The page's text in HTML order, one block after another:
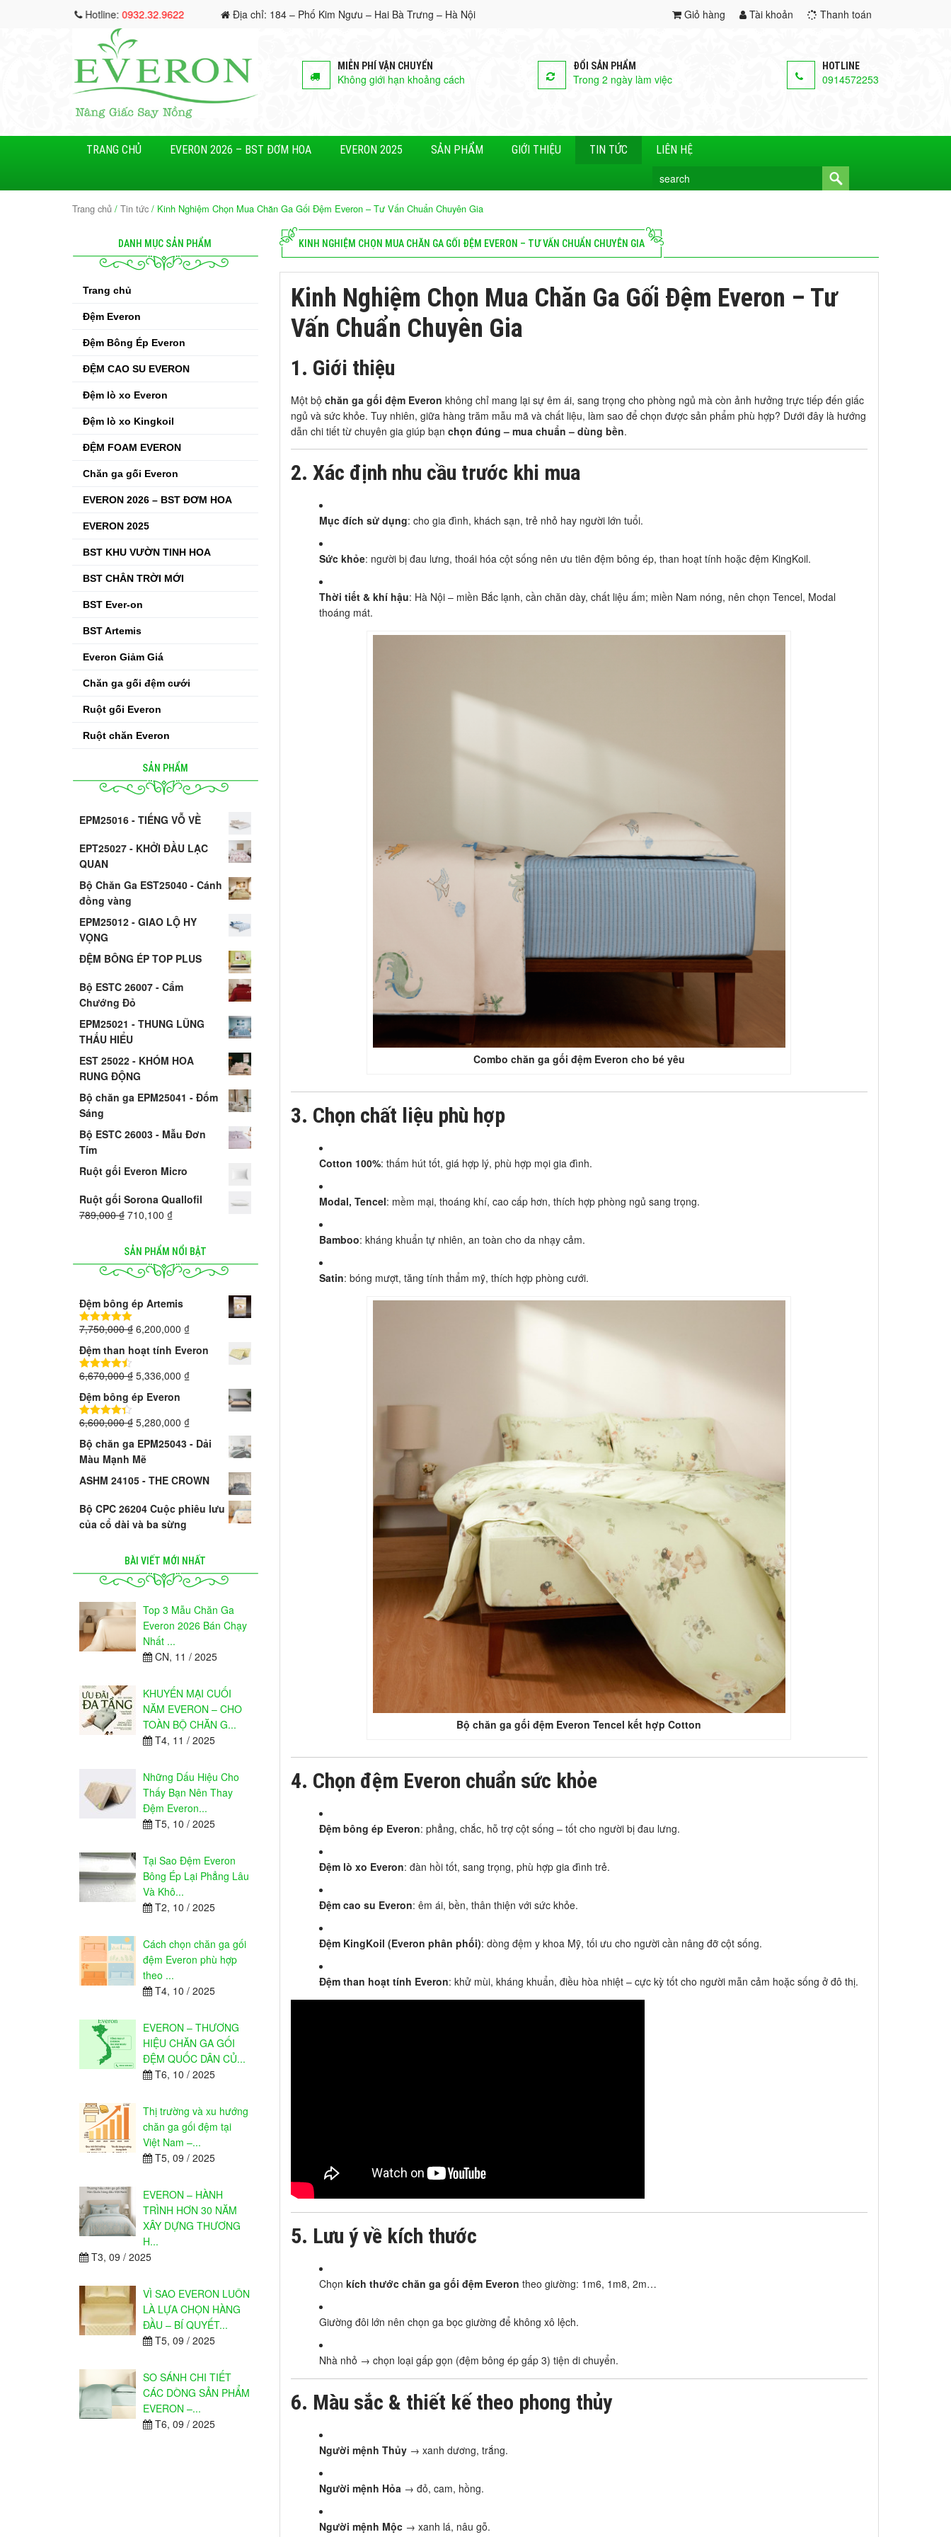
Hotline:0932.32.9622 Địa chỉ: 184 – Phố Kim Ngưu – Hai Bà Trưng – Hà Nội Giỏ hàng Tài khoản Thanh toán
MIỄN PHÍ VẬN CHUYỂN
Không giới hạn khoảng cách
ĐỔI SẢN PHẨM
Trong 2 ngày làm việc
HOTLINE
0914572253
TRANG CHỦ EVERON 2026 – BST ĐƠM HOA EVERON 2025 SẢN PHẨM GIỚI THIỆU TIN TỨC LIÊN HỆ
Trang chủ / Tin tức / Kinh Nghiệm Chọn Mua Chăn Ga Gối Đệm Everon – Tư Vấn Chuẩn Chuyên Gia
DANH MỤC SẢN PHẨM
Trang chủ
Đệm Everon
Đệm Bông Ép Everon
ĐỆM CAO SU EVERON
Đệm lò xo Everon
Đệm lò xo Kingkoil
ĐỆM FOAM EVERON
Chăn ga gối Everon
EVERON 2026 – BST ĐƠM HOA
EVERON 2025
BST KHU VƯỜN TINH HOA
BST CHÂN TRỜI MỚI
BST Ever-on
BST Artemis
Everon Giảm Giá
Chăn ga gối đệm cưới
Ruột gối Everon
Ruột chăn Everon
SẢN PHẨM
EPM25016 - TIẾNG VỖ VỀ
EPT25027 - KHỞI ĐẦU LẠC
QUAN
Bộ Chăn Ga EST25040 - Cánh
đồng vàng
EPM25012 - GIAO LỘ HY
VỌNG
ĐỆM BÔNG ÉP TOP PLUS
Bộ ESTC 26007 - Cẩm
Chướng Đỏ
EPM25021 - THUNG LŨNG
THẤU HIỂU
EST 25022 - KHÓM HOA
RUNG ĐỘNG
Bộ chăn ga EPM25041 - Đốm
Sáng
Bộ ESTC 26003 - Mẫu Đơn
Tím
Ruột gối Everon Micro
Ruột gối Sorona Quallofil
789,000₫ 710,100 ₫
SẢN PHẨM NỔI BẬT
Đệm bông ép Artemis
5.00trên 5
7,750,000₫ 6,200,000 ₫
Đệm than hoạt tính Everon
4.40trên 5
6,670,000₫ 5,336,000 ₫
Đệm bông ép Everon
4.33trên 5
6,600,000₫ 5,280,000 ₫
Bộ chăn ga EPM25043 - Dải
Màu Mạnh Mẽ
ASHM 24105 - THE CROWN
Bộ CPC 26204 Cuộc phiêu lưu
của cổ dài và ba sừng
BÀI VIẾT MỚI NHẤT
Top 3 Mẫu Chăn Ga
Everon 2026 Bán Chạy
Nhất ...
CN, 11 / 2025
KHUYẾN MẠI CUỐI
NĂM EVERON – CHO
TOÀN BỘ CHĂN G...
T4, 11 / 2025
Những Dấu Hiệu Cho
Thấy Bạn Nên Thay
Đệm Everon...
T5, 10 / 2025
Tại Sao Đệm Everon
Bông Ép Lại Phẳng Lâu
Và Khô...
T2, 10 / 2025
Cách chọn chăn ga gối
đệm Everon phù hợp
theo ...
T4, 10 / 2025
EVERON – THƯƠNG
HIỆU CHĂN GA GỐI
ĐỆM QUỐC DÂN CỦ...
T6, 10 / 2025
Thị trường và xu hướng
chăn ga gối đệm tại
Việt Nam –...
T5, 09 / 2025
EVERON – HÀNH
TRÌNH HƠN 30 NĂM
XÂY DỰNG THƯƠNG
H...
T3, 09 / 2025
VÌ SAO EVERON LUÔN
LÀ LỰA CHỌN HÀNG
ĐẦU – BÍ QUYẾT...
T5, 09 / 2025
SO SÁNH CHI TIẾT
CÁC DÒNG SẢN PHẨM
EVERON –...
T6, 09 / 2025
KINH NGHIỆM CHỌN MUA CHĂN GA GỐI ĐỆM EVERON – TƯ VẤN CHUẨN CHUYÊN GIA
Kinh Nghiệm Chọn Mua Chăn Ga Gối Đệm Everon – Tư
Vấn Chuẩn Chuyên Gia
1. Giới thiệu
Một bộ chăn ga gối đệm Everon không chỉ mang lại sự êm ái, sang trọng cho phòng ngủ mà còn ảnh hưởng trực tiếp đến giấc
ngủ và sức khỏe. Tuy nhiên, giữa hàng trăm mẫu mã và chất liệu, làm sao để chọn được sản phẩm phù hợp? Dưới đây là hướng
dẫn chi tiết từ chuyên gia giúp bạn chọn đúng – mua chuẩn – dùng bền.
2. Xác định nhu cầu trước khi mua
Mục đích sử dụng: cho gia đình, khách sạn, trẻ nhỏ hay người lớn tuổi.
Sức khỏe: người bị đau lưng, thoái hóa cột sống nên ưu tiên đệm bông ép, than hoạt tính hoặc đệm KingKoil.
Thời tiết & khí hậu: Hà Nội – miền Bắc lạnh, cần chăn dày, chất liệu ấm; miền Nam nóng, nên chọn Tencel, Modal
thoáng mát.
Combo chăn ga gối đệm Everon cho bé yêu
3. Chọn chất liệu phù hợp
Cotton 100%: thấm hút tốt, giá hợp lý, phù hợp mọi gia đình.
Modal, Tencel: mềm mại, thoáng khí, cao cấp hơn, thích hợp phòng ngủ sang trọng.
Bamboo: kháng khuẩn tự nhiên, an toàn cho da nhạy cảm.
Satin: bóng mượt, tăng tính thẩm mỹ, thích hợp phòng cưới.
Bộ chăn ga gối đệm Everon Tencel kết hợp Cotton
4. Chọn đệm Everon chuẩn sức khỏe
Đệm bông ép Everon: phẳng, chắc, hỗ trợ cột sống – tốt cho người bị đau lưng.
Đệm lò xo Everon: đàn hồi tốt, sang trọng, phù hợp gia đình trẻ.
Đệm cao su Everon: êm ái, bền, thân thiện với sức khỏe.
Đệm KingKoil (Everon phân phối): dòng đệm y khoa Mỹ, tối ưu cho người cần nâng đỡ cột sống.
Đệm than hoạt tính Everon: khử mùi, kháng khuẩn, điều hòa nhiệt – cực kỳ tốt cho người mẫn cảm hoặc sống ở đô thị.
5. Lưu ý về kích thước
Chọn kích thước chăn ga gối đệm Everon theo giường: 1m6, 1m8, 2m…
Giường đôi lớn nên chọn ga bọc giường để không xô lệch.
Nhà nhỏ → chọn loại gấp gọn (đệm bông ép gấp 3) tiện di chuyển.
6. Màu sắc & thiết kế theo phong thủy
Người mệnh Thủy→ xanh dương, trắng.
Người mệnh Hỏa→ đỏ, cam, hồng.
Người mệnh Mộc→ xanh lá, nâu gỗ.